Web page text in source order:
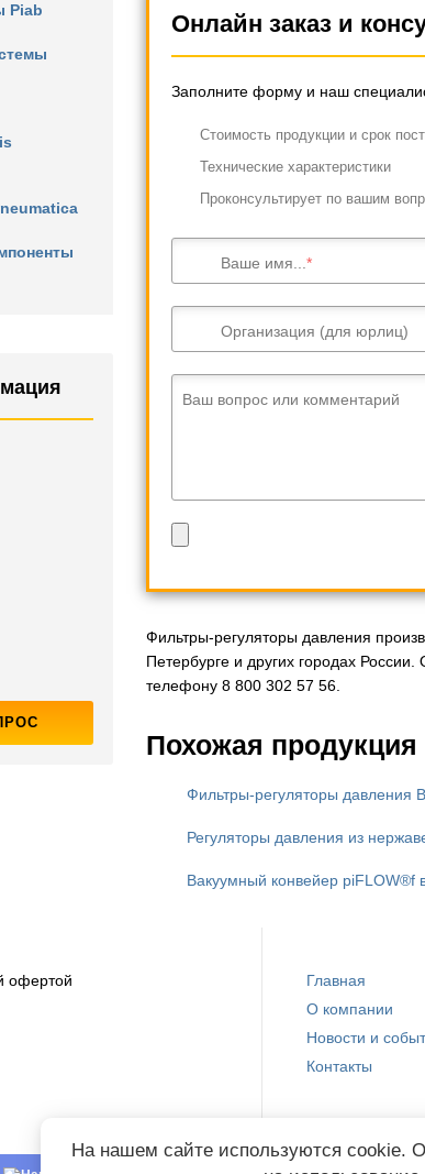
Piab Онлайн заказ и
Заполните форму и наш
Cтоимость продукции и срок
Технические характеристики
Проконсультирует по вашим
Ваше имя...
Организация (для юрлиц)
Ваш вопрос или комментарий
Фильтры-регуляторы давления
Петербурге и других городах
телефону 8 800 302 57 56.
Похожая продукция
Фильтры-регуляторы давления
Регуляторы давления из
Вакуумный конвейер piFLOW®f
офертой
Главная
О компании
Новости и
Контакты
На нашем сайте используются cookie.